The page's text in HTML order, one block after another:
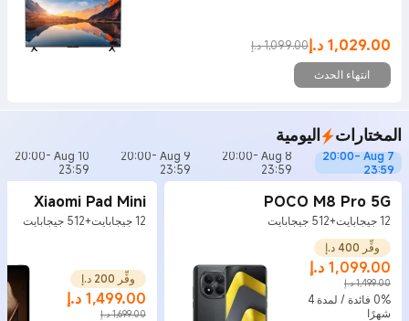
1,029.00 د.إCurrent Price د.إ1029 1,099.00 د.إ
Marketing price 1,099.00 د.إ
انتهاء الحدث
المختارات اليومية
Aug 7
20:00-
23:59
Aug 8
20:00-
23:59
Aug 9
20:00-
23:59
Aug 10
20:00-
23:59
POCO M8 Pro 5G
12 جيجابايت+512 جيجابايت
وفِّر 400 د.إ
1,099.00 د.إ
Current Price د.إ1,099
1,499.00 د.إ
Marketing price 1,499.00 د.إ
0% فائدة / لمدة 4
شهرًا
Xiaomi Pad Mini
12 جيجابايت+512 جيجابايت
وفِّر 200 د.إ
1,499.00 د.إ
Current Price د.إ1,499
1,699.00 د.إ
Marketing price 1,699.00 د.إ